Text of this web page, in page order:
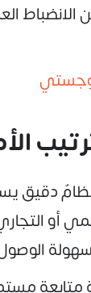
دقيق
أو
الوصول